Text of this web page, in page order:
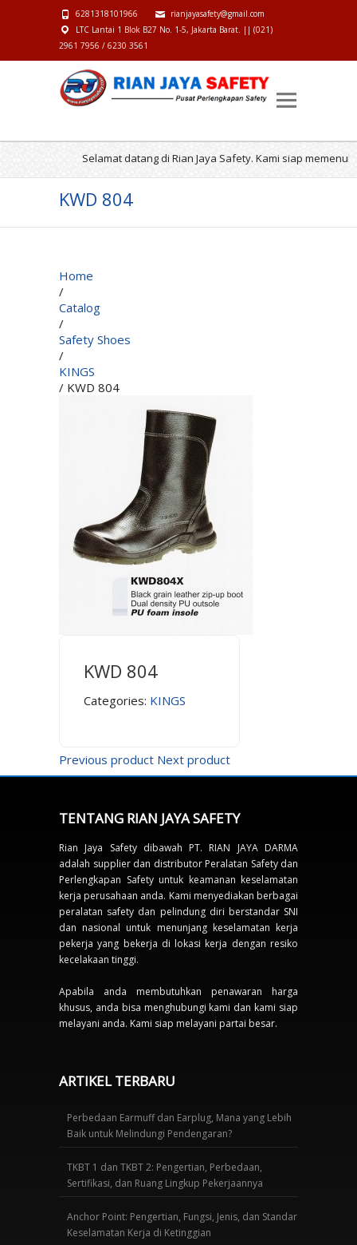
6281318101966
rianjayasafety@gmail.com
LTC Lantai 1 Blok B27 No. 1-5, Jakarta Barat. || (021)
2961 7956 / 6230 3561
Selamat datang di Rian Jaya Safety. Kami siap
KWD 804
Home
/
Catalog
/
Safety Shoes
/
KINGS
/ KWD 804
KWD 804
Categories: KINGS
Previous product Next product
TENTANG RIAN JAYA SAFETY
Rian Jaya Safety dibawah PT. RIAN JAYA DARMA
adalah supplier dan distributor Peralatan Safety dan
Perlengkapan Safety untuk keamanan keselamatan
kerja perusahaan anda. Kami menyediakan berbagai
peralatan safety dan pelindung diri berstandar SNI
dan nasional untuk menunjang keselamatan kerja
pekerja yang bekerja di lokasi kerja dengan resiko
kecelakaan tinggi.
Apabila anda membutuhkan penawaran harga
khusus, anda bisa menghubungi kami dan kami siap
melayani anda. Kami siap melayani partai besar.
ARTIKEL TERBARU
Perbedaan Earmuff dan Earplug, Mana yang Lebih
Baik untuk Melindungi Pendengaran?
TKBT 1 dan TKBT 2: Pengertian, Perbedaan,
Sertifikasi, dan Ruang Lingkup Pekerjaannya
Anchor Point: Pengertian, Fungsi, Jenis, dan Standar
Keselamatan Kerja di Ketinggian